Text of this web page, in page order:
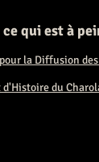
qui est à
la Diffusion
d'Histoire du